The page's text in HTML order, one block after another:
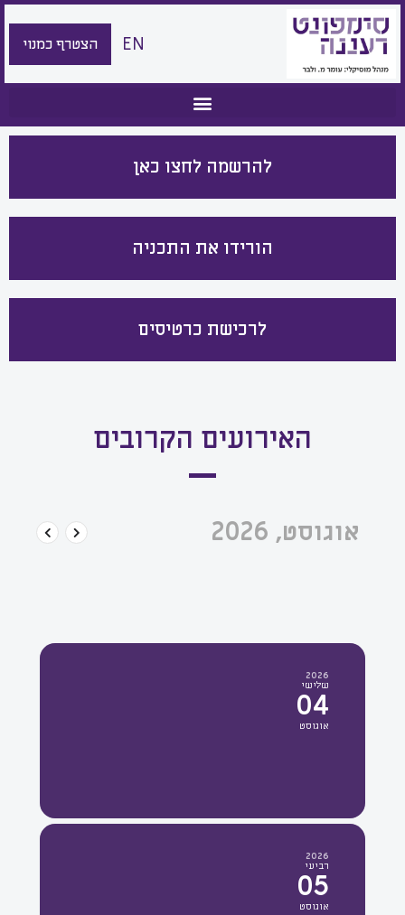
EN הצטרף כמנוי
להרשמה לחצו כאן
הורידו את התכניה
לרכישת כרטיסים
האירועים הקרובים
אוגוסט, 2026
2026
שלישי
04
אוגוסט
2026
רביעי
05
אוגוסט